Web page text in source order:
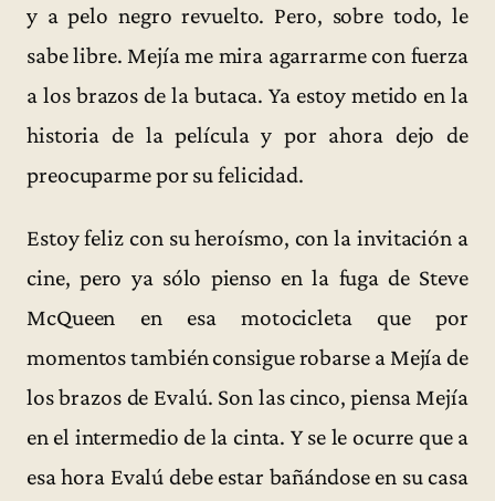
y a pelo negro revuelto. Pero, sobre todo, le
sabe libre. Mejía me mira agarrarme con fuerza
a los brazos de la butaca. Ya estoy metido en la
historia de la película y por ahora dejo de
preocuparme por su felicidad.
Estoy feliz con su heroísmo, con la invitación a
cine, pero ya sólo pienso en la fuga de Steve
McQueen en esa motocicleta que por
momentos también consigue robarse a Mejía de
los brazos de Evalú. Son las cinco, piensa Mejía
en el intermedio de la cinta. Y se le ocurre que a
esa hora Evalú debe estar bañándose en su casa